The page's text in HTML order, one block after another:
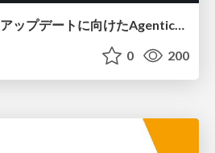
LLMリーダーボードアップデートに向けたAgentic Math_SWEのトレースについて
0 200